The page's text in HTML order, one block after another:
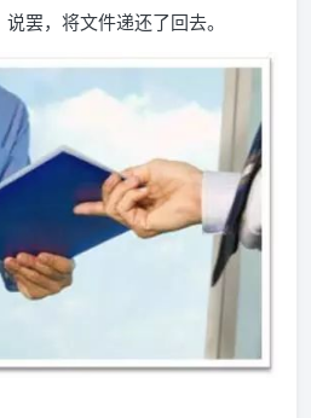
说罢，将文件递还了回去。